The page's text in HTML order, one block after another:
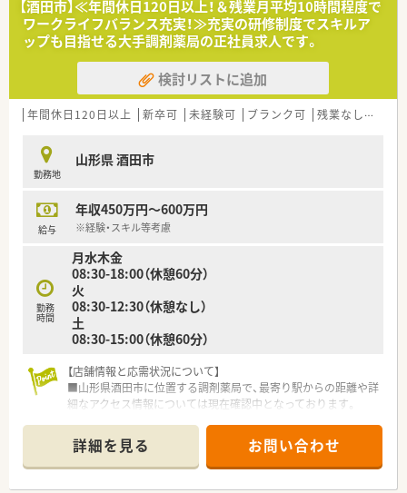
【酒田市】≪年間休日120日以上！＆残業月平均10時間程度で
ワークライフバランス充実！≫充実の研修制度でスキルア
ップも目指せる大手調剤薬局の正社員求人です。
検討リストに追加
年間休日120日以上 新卒可 未経験可 ブランク可 残業なし(ほぼなし含む)
勤務地
山形県 酒田市
給与
年収450万円～600万円
※経験・スキル等考慮
勤務
時間
月水木金
08:30-18:00（休憩60分）
火
08:30-12:30（休憩なし）
土
08:30-15:00（休憩60分）
【店舗情報と応需状況について】
■山形県酒田市に位置する調剤薬局で、最寄り駅からの距離や詳
細なアクセス情報については現在確認中となっております。
の内科や循環器科の処方箋をメインに応需している店舗です。
■店舗に在籍している勤務者数についても詳細を確認中ですが、
事務スタッフも配置されており調剤に専念できる環境です。
詳細を見る お問い合わせ